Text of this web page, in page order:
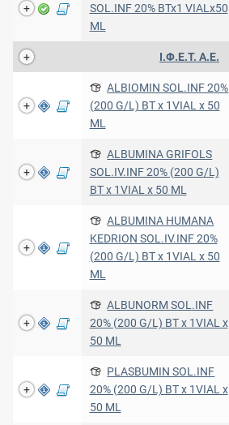
SOL.INF 20% BTx1 VIALx50
ML
Ι.Φ.Ε.Τ. A.E.
ALBIOMIN SOL.INF 20%
(200 G/L) BT x 1VIAL x 50
ML
ALBUMINA GRIFOLS
SOL.IV.INF 20% (200 G/L)
BT x 1VIAL x 50 ML
ALBUMINA HUMANA
KEDRION SOL.IV.INF 20%
(200 G/L) BT x 1VIAL x 50
ML
ALBUNORM SOL.INF
20% (200 G/L) BT x 1VIAL x
50 ML
PLASBUMIN SOL.INF
20% (200 G/L) BT x 1VIAL x
50 ML